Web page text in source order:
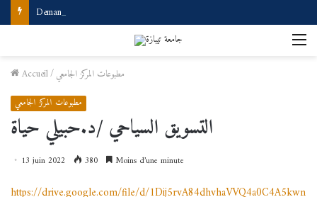
Demande d’accès à internet
Accueil/مطبوعات المركز الجامعي
مطبوعات المركز الجامعي
التسويق السياحي /د.حبيلي حياة
13 juin 2022 380 Moins d’une minute
https://drive.google.com/file/d/1Dij5rvA84dhvhaVVQ4a0C4A5kwn